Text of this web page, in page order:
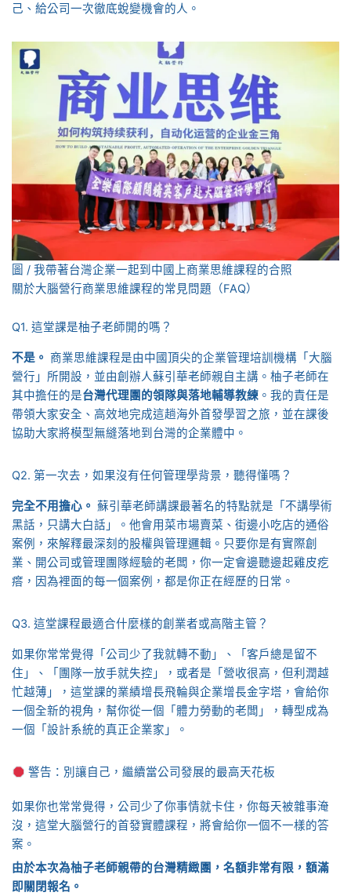
己、給公司一次徹底蛻變機會的人。
圖 / 我帶著台灣企業一起到中國上商業思維課程的合照
關於大腦營行商業思維課程的常見問題（FAQ）
Q1. 這堂課是柚子老師開的嗎？
不是。 商業思維課程是由中國頂尖的企業管理培訓機構「大腦
營行」所開設，並由創辦人蘇引華老師親自主講。柚子老師在
其中擔任的是台灣代理團的領隊與落地輔導教練 。我的責任是
帶領大家安全、高效地完成這趟海外首發學習之旅，並在課後
協助大家將模型無縫落地到台灣的企業體中。
Q2. 第一次去，如果沒有任何管理學背景，聽得懂嗎？
完全不用擔心。 蘇引華老師講課最著名的特點就是「不講學術
黑話，只講大白話」。他會用菜市場賣菜、街邊小吃店的通俗
案例，來解釋最深刻的股權與管理邏輯。只要你是有實際創
業、開公司或管理團隊經驗的老闆，你一定會邊聽邊起雞皮疙
瘩，因為裡面的每一個案例，都是你正在經歷的日常。
Q3. 這堂課程最適合什麼樣的創業者或高階主管？
如果你常常覺得「公司少了我就轉不動」、「客戶總是留不
住」、「團隊一放手就失控」，或者是「營收很高，但利潤越
忙越薄」，這堂課的業績增長飛輪與企業增長金字塔，會給你
一個全新的視角，幫你從一個「體力勞動的老闆」，轉型成為
一個「設計系統的真正企業家」。
警告：別讓自己，繼續當公司發展的最高天花板
如果你也常常覺得，公司少了你事情就卡住，你每天被雜事淹
沒，這堂大腦營行的首發實體課程，將會給你一個不一樣的答
案。
由於本次為柚子老師親帶的台灣精緻團，名額非常有限，額滿
即關閉報名。